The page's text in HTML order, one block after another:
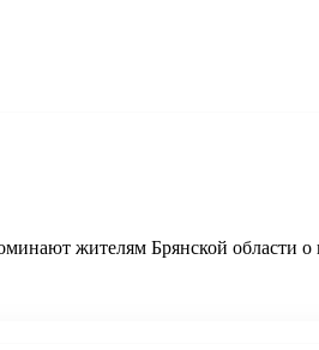
жителям Брянской области о